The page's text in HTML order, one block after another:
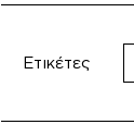
Ετικέτες